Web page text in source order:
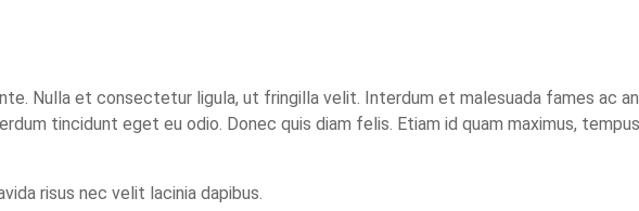
Nulla et consectetur ligula, ut fringilla velit. Interdum et malesuada fames ac
tincidunt eget eu odio. Donec quis diam felis. Etiam id quam maximus,
risus nec velit lacinia dapibus.